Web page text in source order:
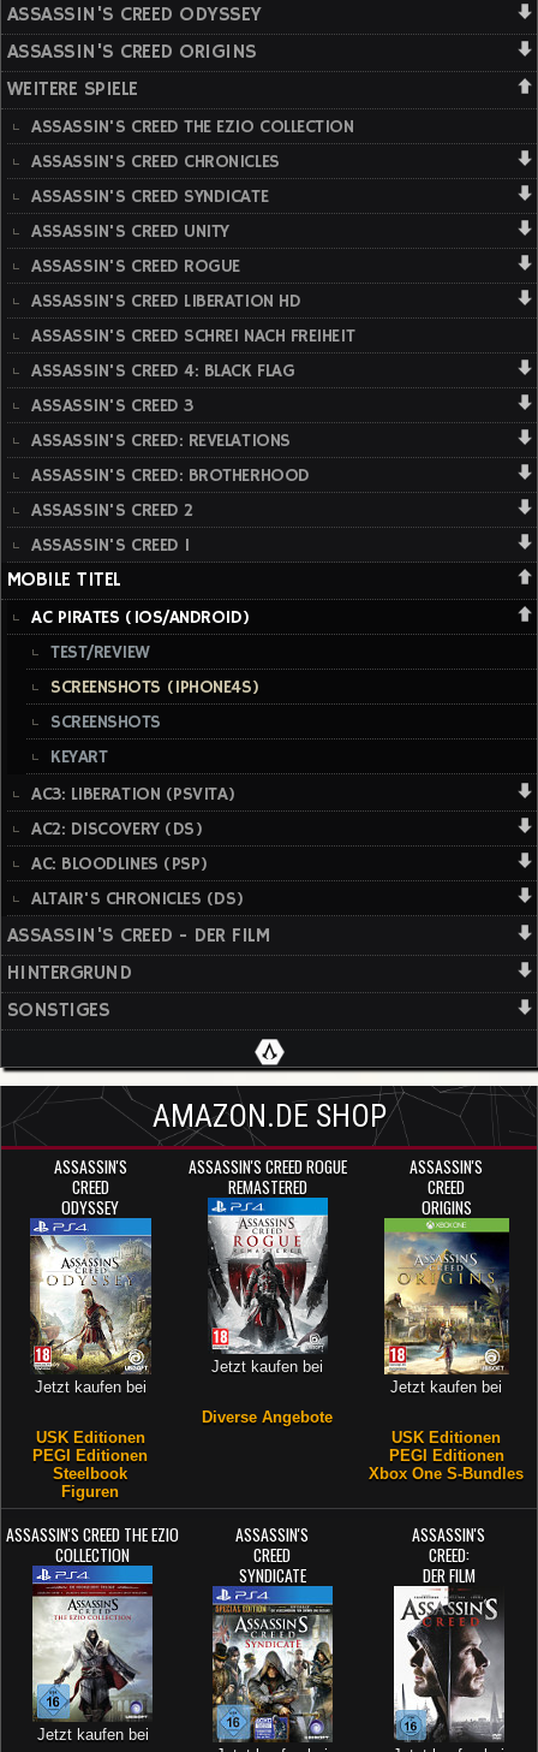
ASSASSIN'S CREED ODYSSEY
ASSASSIN'S CREED ORIGINS
WEITERE SPIELE
ASSASSIN'S CREED THE EZIO COLLECTION
ASSASSIN'S CREED CHRONICLES
ASSASSIN'S CREED SYNDICATE
ASSASSIN'S CREED UNITY
ASSASSIN'S CREED ROGUE
ASSASSIN'S CREED LIBERATION HD
ASSASSIN'S CREED SCHREI NACH FREIHEIT
ASSASSIN'S CREED 4: BLACK FLAG
ASSASSIN'S CREED 3
ASSASSIN'S CREED: REVELATIONS
ASSASSIN'S CREED: BROTHERHOOD
ASSASSIN'S CREED 2
ASSASSIN'S CREED 1
MOBILE TITEL
AC PIRATES (IOS/ANDROID)
TEST/REVIEW
SCREENSHOTS (IPHONE4S)
SCREENSHOTS
KEYART
AC3: LIBERATION (PSVITA)
AC2: DISCOVERY (DS)
AC: BLOODLINES (PSP)
ALTAIR'S CHRONICLES (DS)
ASSASSIN'S CREED - DER FILM
HINTERGRUND
SONSTIGES
AMAZON.DE SHOP
ASSASSIN'S
CREED
ODYSSEY
Jetzt kaufen bei
USK Editionen
PEGI Editionen
Steelbook
Figuren
ASSASSIN'S CREED ROGUE
REMASTERED
Jetzt kaufen bei
Diverse Angebote
ASSASSIN'S
CREED
ORIGINS
Jetzt kaufen bei
USK Editionen
PEGI Editionen
Xbox One S-Bundles
ASSASSIN'S CREED THE EZIO
COLLECTION
Jetzt kaufen bei
ASSASSIN'S
CREED
SYNDICATE
ASSASSIN'S
CREED:
DER FILM